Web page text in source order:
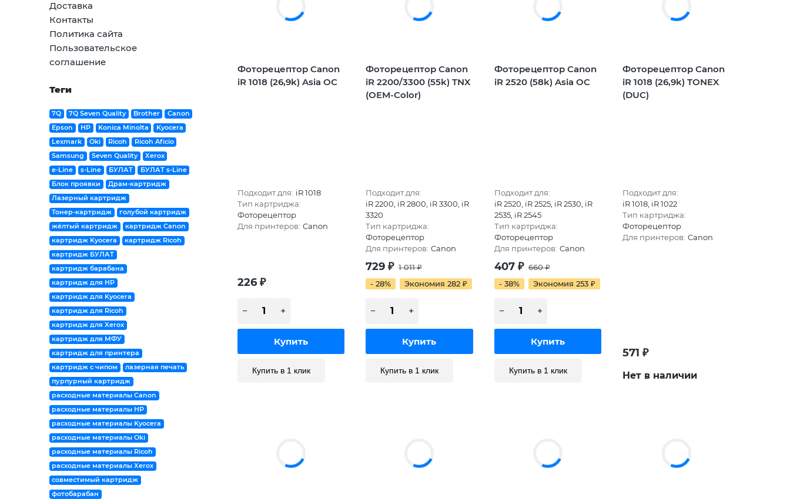
Доставка
Контакты
Политика сайта
Пользовательское
соглашение
Теги
7Q 7Q Seven Quality Brother
Canon
Epson
HP Konica Minolta
Kyocera
Lexmark
Oki Ricoh
Ricoh Aficio
Samsung
Seven Quality
Xerox
e-Line
s-Line БУЛАТ
БУЛАТ s-Line
Блок проявки
Драм-картридж
Лазерный картридж
Тонер-картридж
голубой картридж
жёлтый картридж
картридж Canon
картридж Kyocera
картридж Ricoh
картридж БУЛАТ
картридж барабана
картридж для HP
картридж для Kyocera
картридж для Ricoh
картридж для Xerox
картридж для МФУ
картридж для принтера
картридж с чипом
лазерная печать
пурпурный картридж
расходные материалы Canon
расходные материалы HP
расходные материалы Kyocera
расходные материалы Oki
расходные материалы Ricoh
расходные материалы Xerox
совместимый картридж
фотобарабан
Фоторецептор Canon
iR 1018 (26,9k) Asia OC
Подходит для: iR 1018
Тип картриджа:
Фоторецептор
Для принтеров: Canon
226 ₽
Купить в 1 клик
Фоторецептор Canon
iR 2200/3300 (55k) TNX
(OEM-Color)
Подходит для:
iR 2200, iR 2800, iR 3300, iR
3320
Тип картриджа:
Фоторецептор
Для принтеров: Canon
729₽ 1 011₽
- 28%
Экономия 282₽
Купить в 1 клик
Фоторецептор Canon
iR 2520 (58k) Asia OC
Подходит для:
iR 2520, iR 2525, iR 2530, iR
2535, iR 2545
Тип картриджа:
Фоторецептор
Для принтеров: Canon
407 ₽ 660₽
- 38%
Экономия 253 ₽
Купить в 1 клик
Фоторецептор Canon
iR 1018 (26,9k) TONEX
(DUC)
Подходит для:
iR 1018, iR 1022
Тип картриджа:
Фоторецептор
Для принтеров: Canon
571₽
Нет в наличии